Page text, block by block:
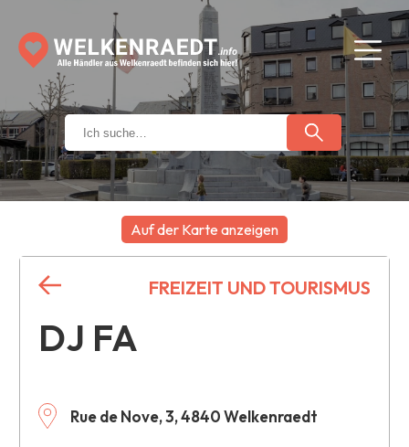
Auf der Karte anzeigen
DJ FA
Rue de Nove, 3, 4840 Welkenraedt
FREIZEIT UND TOURISMUS
+
−